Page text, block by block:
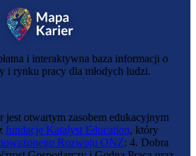
i interaktywna baza informacji o
i rynku pracy dla młodych ludzi.
otwartym zasobem edukacyjnym
fundację Katalyst Education, który
Rozwoju ONZ: 4. Dobra